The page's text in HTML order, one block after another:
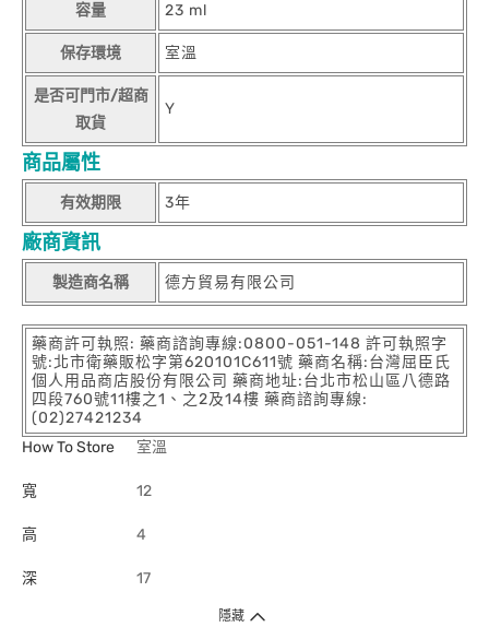
容量 23 ml
保存環境 室溫
是否可門市/超商
取貨
Y
商品屬性
有效期限 3年
廠商資訊
製造商名稱 德方貿易有限公司
藥商許可執照: 藥商諮詢專線:0800-051-148 許可執照字
號:北市衛藥販松字第620101C611號 藥商名稱:台灣屈臣氏
個人用品商店股份有限公司 藥商地址:台北市松山區八德路
四段760號11樓之1、之2及14樓 藥商諮詢專線:
(02)27421234
How To Store
室溫
寬 12
高 4
深 17
隱藏